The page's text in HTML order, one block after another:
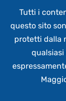
Tutti i
questo sito
protetti dalla
qualsiasi